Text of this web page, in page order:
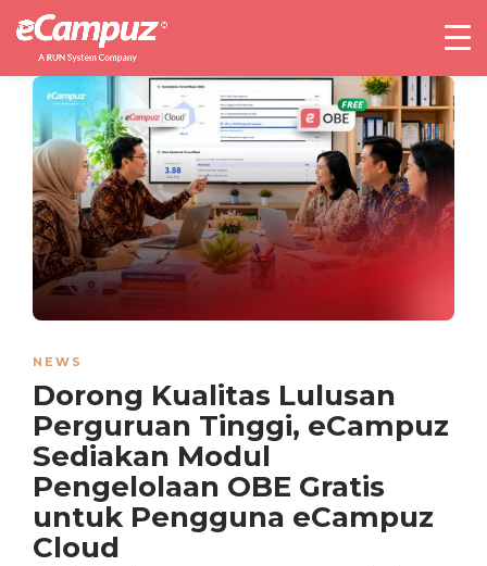
NEWS
Dorong Kualitas Lulusan
Perguruan Tinggi, eCampuz
Sediakan Modul
Pengelolaan OBE Gratis
untuk Pengguna eCampuz
Cloud